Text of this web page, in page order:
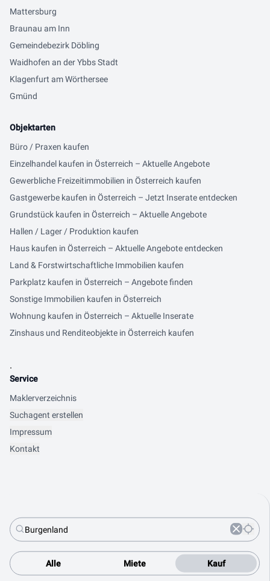
Alle Miete Kauf
Mattersburg
Braunau am Inn
Gemeindebezirk Döbling
Waidhofen an der Ybbs Stadt
Klagenfurt am Wörthersee
Gmünd
Objektarten
Büro / Praxen kaufen
Einzelhandel kaufen in Österreich – Aktuelle Angebote
Gewerbliche Freizeitimmobilien in Österreich kaufen
Gastgewerbe kaufen in Österreich – Jetzt Inserate entdecken
Grundstück kaufen in Österreich – Aktuelle Angebote
Hallen / Lager / Produktion kaufen
Haus kaufen in Österreich – Aktuelle Angebote entdecken
Land & Forstwirtschaftliche Immobilien kaufen
Parkplatz kaufen in Österreich – Angebote finden
Sonstige Immobilien kaufen in Österreich
Wohnung kaufen in Österreich – Aktuelle Inserate
Zinshaus und Renditeobjekte in Österreich kaufen
.
Service
Maklerverzeichnis
Suchagent erstellen
Impressum
Kontakt